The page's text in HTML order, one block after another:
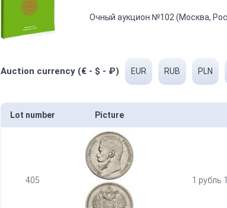
Очный аукцион №102 (Москва,
Auction currency (€ - $ - ₽) EUR RUB PLN
Lot number Picture
405 1 рубль